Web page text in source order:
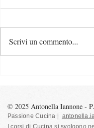
Scrivi un commento...
© 2025 Antonella Iannone -
Passione Cucina |